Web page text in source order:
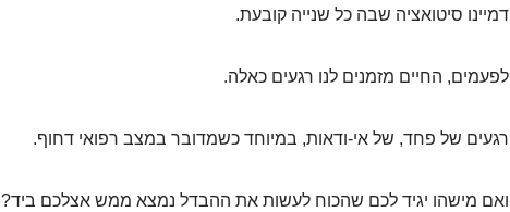
דמיינו סיטואציה שבה כל שנייה קובעת.
לפעמים, החיים מזמנים לנו רגעים כאלה.
רגעים של פחד, של אי-ודאות, במיוחד כשמדובר במצב רפואי דחוף.
ואם מישהו יגיד לכם שהכוח לעשות את ההבדל נמצא ממש אצלכם ביד?